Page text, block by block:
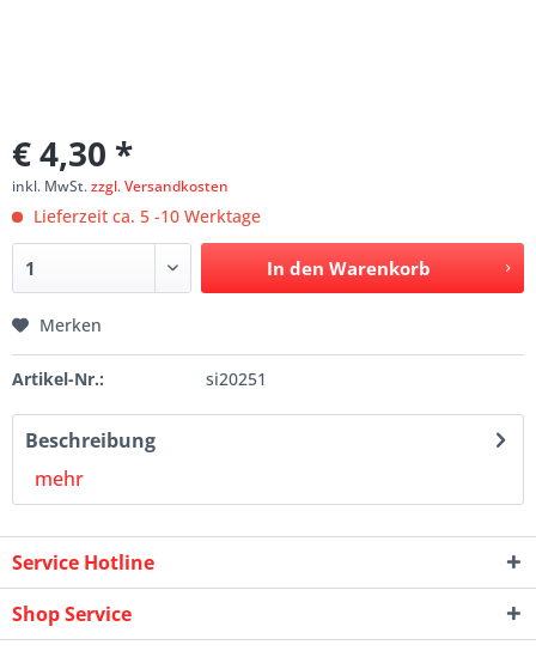
€ 4,30 *
inkl. MwSt.zzgl. Versandkosten
Lieferzeit ca. 5 -10 Werktage
In den Warenkorb
Merken
Artikel-Nr.: si20251
Beschreibung
mehr
Service Hotline
Shop Service